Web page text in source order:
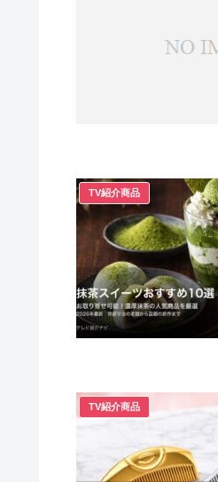
TV紹介商品
TV紹介商品